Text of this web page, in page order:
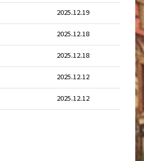
2025.12.19
2025.12.18
2025.12.18
2025.12.12
2025.12.12